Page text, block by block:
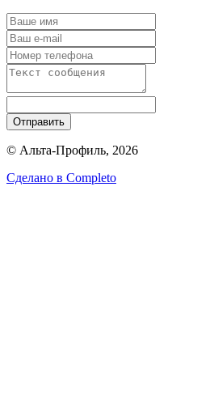
Отправить
© Альта-Профиль, 2026
Сделано в Completo